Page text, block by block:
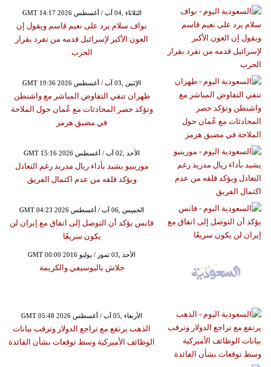
GMT 14:17 2026 الثلاثاء ,04 آب / أغسطس
نواف سلام يرد على نعيم قاسم ويقول إن
العون الأكبر لإسرائيل قدمه من تفرد بقرار
الحرب
GMT 19:36 2026 الإثنين ,03 آب / أغسطس
طهران تنفي التفاوض المباشر مع واشنطن
وتؤكد حصر المحادثات مع عُمان حول الملاحة
في مضيق هرمز
GMT 15:16 2026 الأحد ,02 آب / أغسطس
مورينيو يشيد بأداء ريال مدريد رغم التعادل
ويؤكد قلقه من عدم اكتمال الفريق
GMT 04:23 2026 الخميس ,06 آب / أغسطس
فانس يؤكد أن التوصل إلى اتفاق مع إيران لن
يكون سريعًا
GMT 00:00 2016 الأحد ,03 تموز / يوليو
جلاش باليوسيفي والكريمة
GMT 05:48 2026 الأربعاء ,05 آب / أغسطس
الذهب يرتفع مع تراجع الدولار وترقب بيانات
الوظائف الأميركية وسط توقعات بشأن الفائدة